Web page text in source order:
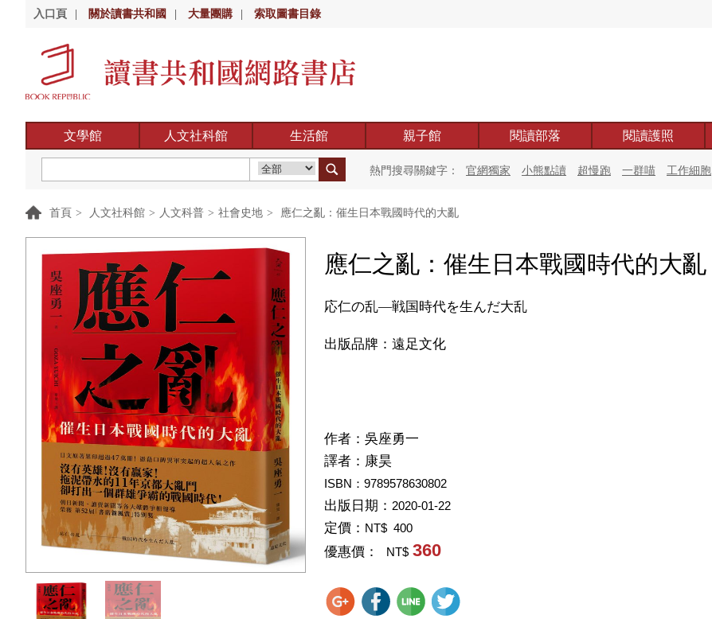
入口頁 關於讀書共和國 大量團購 索取圖書目錄
文學館 人文社科館 生活館 親子館 閱讀部落 閱讀護照
熱門搜尋關鍵字： 官網獨家 小熊點讀 超慢跑 一群喵 工作細胞
首頁 > 人文社科館 > 人文科普 > 社會史地 > 應仁之亂：催生日本戰國時代的大亂
應仁之亂：催生日本戰國時代的大亂
応仁の乱―戦国時代を生んだ大乱
出版品牌：遠足文化
作者： 吳座勇一
譯者： 康昊
ISBN：9789578630802
出版日期： 2020-01-22
定價： NT$ 400
優惠價： NT$ 360